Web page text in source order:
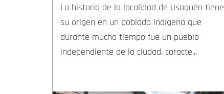
La historia de la localidad de Usaquén tiene
su origen en un poblado indígena que
durante mucho tiempo fue un pueblo
independiente de la ciudad, caracte...